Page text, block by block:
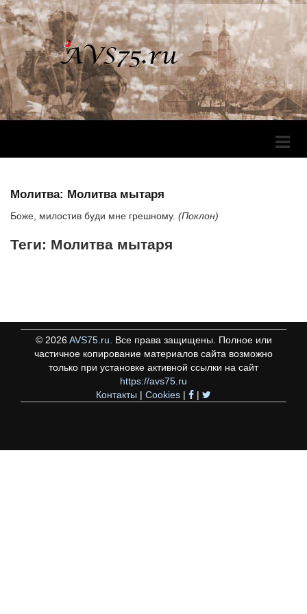
Молитва: Молитва мытаря
Боже, милостив буди мне грешному. (Поклон)
Теги: Молитва мытаря
© 2026 AVS75.ru . Все права защищены. Полное или
частичное копирование материалов сайта возможно
только при установке активной ссылки на сайт
https://avs75.ru
Контакты | Cookies | |